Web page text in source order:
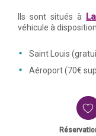
Ils sont situés à
véhicule à
Saint Louis
Aéroport (70€